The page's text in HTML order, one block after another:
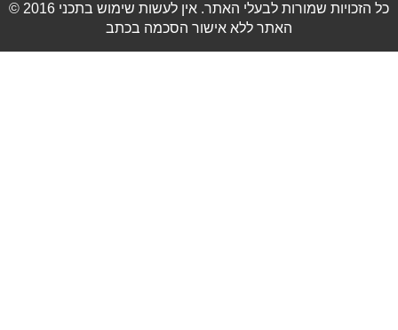
© 2016 כל הזכויות שמורות לבעלי האתר. אין לעשות שימוש בתכני
האתר ללא אישור הסכמה בכתב